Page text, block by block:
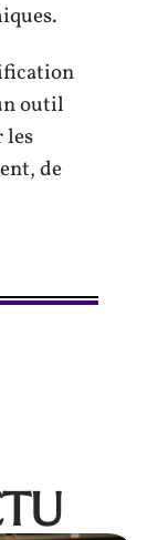
outil
les
de